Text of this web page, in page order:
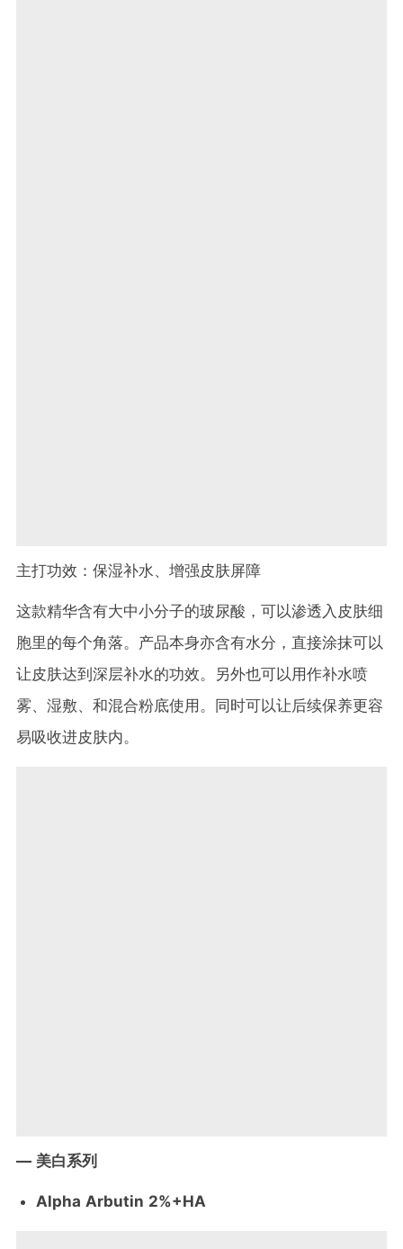
主打功效：保湿补水、增强皮肤屏障
这款精华含有大中小分子的玻尿酸，可以渗透入皮肤细
胞里的每个角落。产品本身亦含有水分，直接涂抹可以
让皮肤达到深层补水的功效。另外也可以用作补水喷
雾、湿敷、和混合粉底使用。同时可以让后续保养更容
易吸收进皮肤内。
— 美白系列
Alpha Arbutin 2%+HA